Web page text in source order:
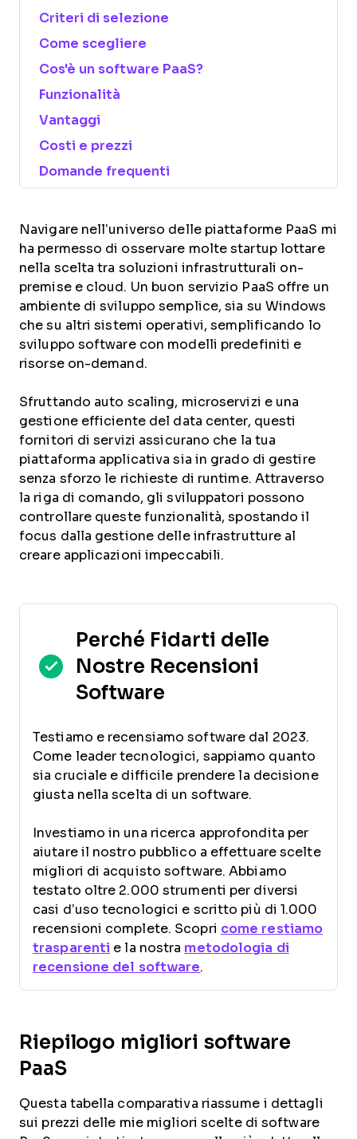
Criteri di selezione
Come scegliere
Cos'è un software PaaS?
Funzionalità
Vantaggi
Costi e prezzi
Domande frequenti
Navigare nell’universo delle piattaforme PaaS mi
ha permesso di osservare molte startup lottare
nella scelta tra soluzioni infrastrutturali on-
premise e cloud. Un buon servizio PaaS offre un
ambiente di sviluppo semplice, sia su Windows
che su altri sistemi operativi, semplificando lo
sviluppo software con modelli predefiniti e
risorse on-demand.
Sfruttando auto scaling, microservizi e una
gestione efficiente del data center, questi
fornitori di servizi assicurano che la tua
piattaforma applicativa sia in grado di gestire
senza sforzo le richieste di runtime. Attraverso
la riga di comando, gli sviluppatori possono
controllare queste funzionalità, spostando il
focus dalla gestione delle infrastrutture al
creare applicazioni impeccabili.
Perché Fidarti delle
Nostre Recensioni
Software
Testiamo e recensiamo software dal 2023.
Come leader tecnologici, sappiamo quanto
sia cruciale e difficile prendere la decisione
giusta nella scelta di un software.
Investiamo in una ricerca approfondita per
aiutare il nostro pubblico a effettuare scelte
migliori di acquisto software. Abbiamo
testato oltre 2.000 strumenti per diversi
casi d’uso tecnologici e scritto più di 1.000
recensioni complete. Scopri come restiamo
trasparenti e la nostra metodologia di
recensione del software.
Riepilogo migliori software
PaaS
Questa tabella comparativa riassume i dettagli
sui prezzi delle mie migliori scelte di software